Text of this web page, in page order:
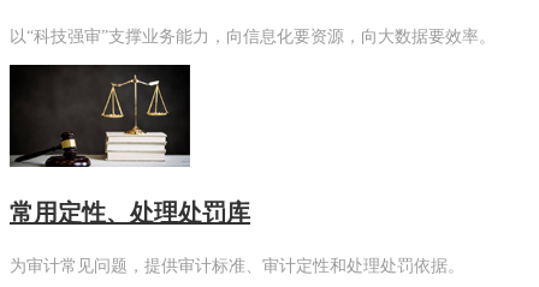
以“科技强审”支撑业务能力，向信息化要资源，向大数据要效率。
常用定性、处理处罚库
为审计常见问题，提供审计标准、审计定性和处理处罚依据。